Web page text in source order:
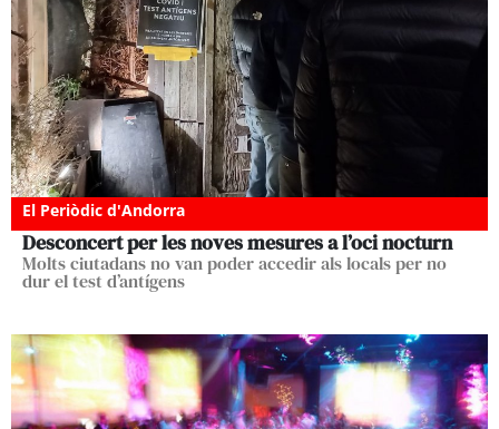
El Periòdic d'Andorra
Desconcert per les noves mesures a l’oci nocturn
Molts ciutadans no van poder accedir als locals per no
dur el test d’antígens